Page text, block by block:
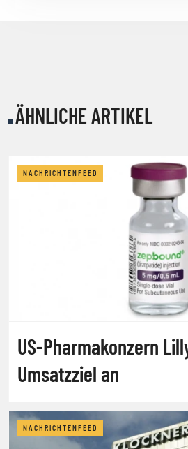
ÄHNLICHE ARTIKEL
NACHRICHTENFEED
US-Pharmakonzern
Umsatzziel an
NACHRICHTENFEED